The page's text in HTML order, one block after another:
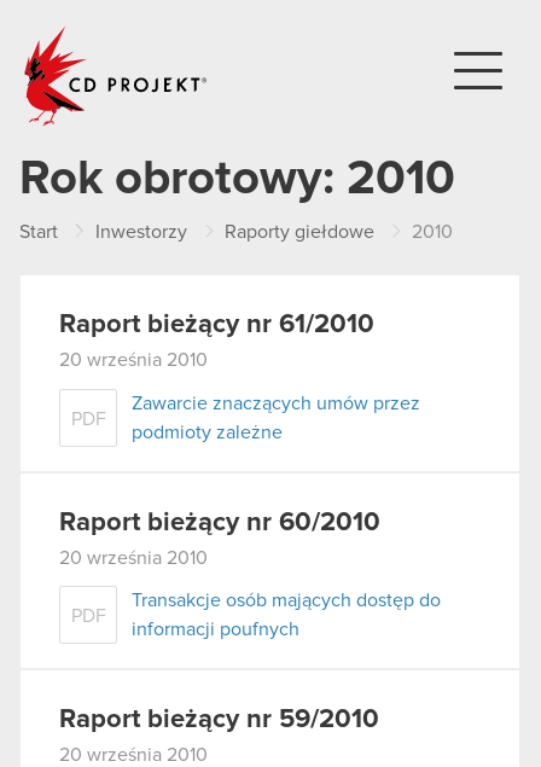
Rok obrotowy: 2010
Start Inwestorzy Raporty giełdowe 2010
Raport bieżący nr 61/2010
20 września 2010
PDF
Zawarcie znaczących umów przez
podmioty zależne
Raport bieżący nr 60/2010
20 września 2010
PDF
Transakcje osób mających dostęp do
informacji poufnych
Raport bieżący nr 59/2010
20 września 2010